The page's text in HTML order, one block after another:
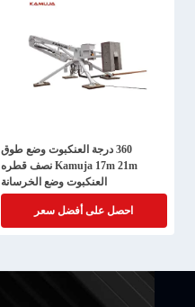
360 درجة العنكبوت وضع طوق
Kamuja 17m 21m نصف قطره
العنكبوت وضع الخرسانة
احصل على أفضل سعر